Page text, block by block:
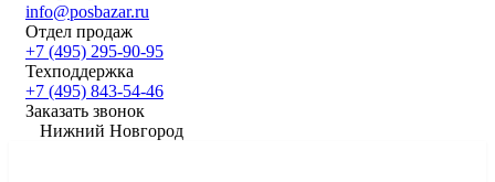
info@posbazar.ru
Отдел продаж
+7 (495) 295-90-95
Техподдержка
+7 (495) 843-54-46
Заказать звонок
Нижний Новгород